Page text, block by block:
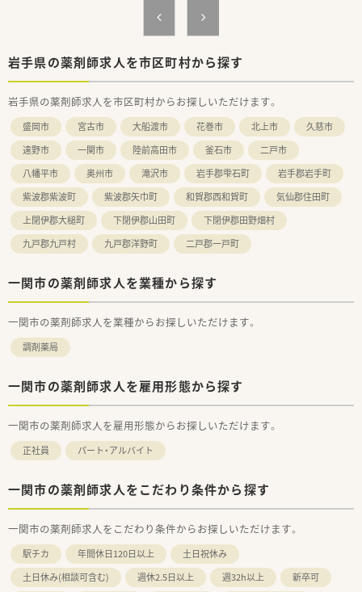
ながら働きたいと考えている方にピッタリです。
岩手県の薬剤師求人を市区町村から探す
岩手県の薬剤師求人を市区町村からお探しいただけます。
盛岡市 宮古市 大船渡市 花巻市 北上市
久慈市
遠野市
一関市 陸前高田市 釜石市
二戸市
八幡平市
奥州市 滝沢市 岩手郡雫石町
岩手郡岩手町
紫波郡紫波町
紫波郡矢巾町 和賀郡西和賀町
気仙郡住田町
上閉伊郡大槌町
下閉伊郡山田町
下閉伊郡田野畑村
九戸郡九戸村
九戸郡洋野町 二戸郡一戸町
一関市の薬剤師求人を業種から探す
一関市の薬剤師求人を業種からお探しいただけます。
調剤薬局
一関市の薬剤師求人を雇用形態から探す
一関市の薬剤師求人を雇用形態からお探しいただけます。
正社員 パート・アルバイト
一関市の薬剤師求人をこだわり条件から探す
一関市の薬剤師求人をこだわり条件からお探しいただけます。
駅チカ 年間休日120日以上
土日祝休み
土日休み(相談可含む)
週休2.5日以上 週32h以上
新卒可